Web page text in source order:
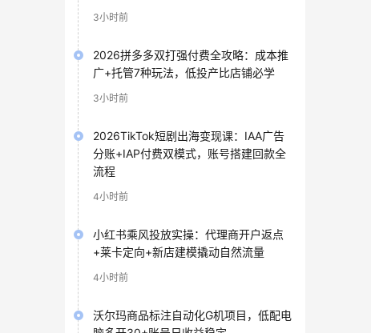
3小时前
2026拼多多双打强付费全攻略：成本推
广+托管7种玩法，低投产比店铺必学
3小时前
2026TikTok短剧出海变现课：IAA广告
分账+IAP付费双模式，账号搭建回款全
流程
4小时前
小红书乘风投放实操：代理商开户返点
+莱卡定向+新店建模撬动自然流量
4小时前
沃尔玛商品标注自动化G机项目，低配电